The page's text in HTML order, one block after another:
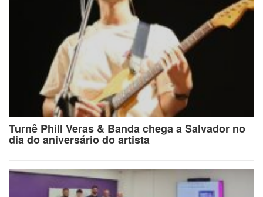
Turnê Phill Veras & Banda chega a Salvador no
dia do aniversário do artista